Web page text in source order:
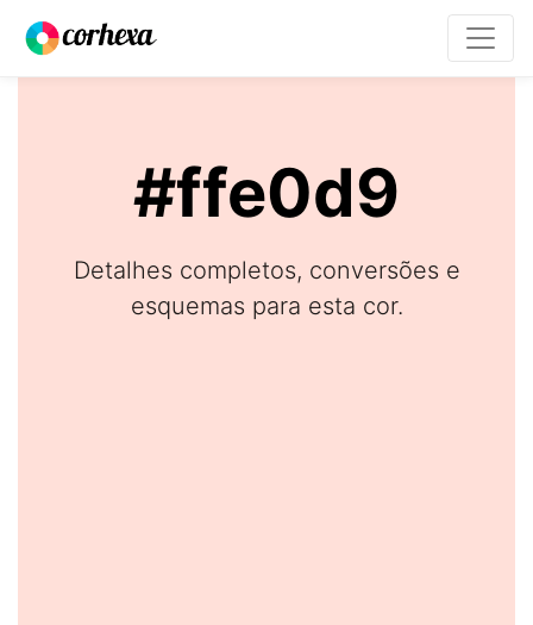
#ffe0d9
Detalhes completos, conversões e
esquemas para esta cor.